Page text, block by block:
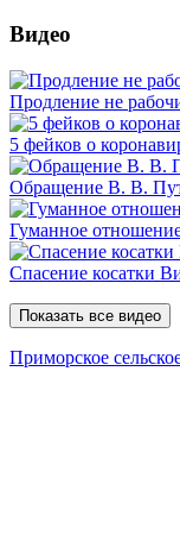
Видео
Продление не
5 фейков о
Обращение В. В.
Гуманное
Спасение косатки
Показать все видео
Приморское